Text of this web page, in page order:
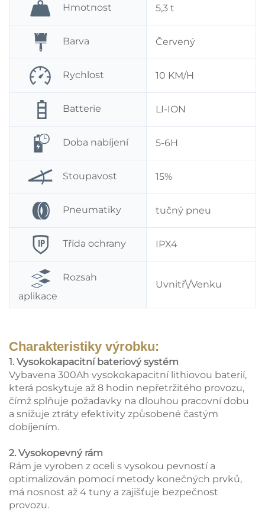
Hmotnost 5,3 t
Barva Červený
Rychlost 10 KM/H
Batterie LI-ION
Doba nabíjení 5-6H
Stoupavost 15%
Pneumatiky tučný pneu
Třída ochrany IPX4
Rozsah
aplikace
Uvnitř\/Venku
Charakteristiky výrobku:
1. Vysokokapacitní bateriový systém
Vybavena 300Ah vysokokapacitní lithiovou baterií,
která poskytuje až 8 hodin nepřetržitého provozu,
čímž splňuje požadavky na dlouhou pracovní dobu
a snižuje ztráty efektivity způsobené častým
dobíjením.
2. Vysokopevný rám
Rám je vyroben z oceli s vysokou pevností a
optimalizován pomocí metody konečných prvků,
má nosnost až 4 tuny a zajišťuje bezpečnost
provozu.